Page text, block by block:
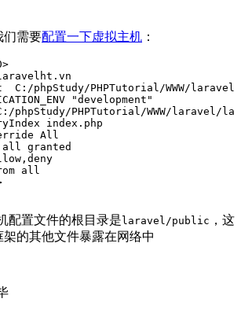
们需要配置一下虚拟主机 ：
>
phpStudy/PHPTutorial/WWW/laravel/
all
配置文件的根目录是 laravel/public ，这
架的其他文件暴露在网络中